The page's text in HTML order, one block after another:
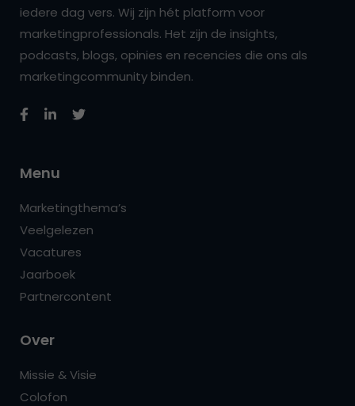
iedere dag vers. Wij zijn hét platform voor
marketingprofessionals. Het zijn de insights,
podcasts, blogs, opinies en recencies die ons als
marketingcommunity binden.
Menu
Marketingthema’s
Veelgelezen
Vacatures
Jaarboek
Partnercontent
Over
Missie & Visie
Colofon